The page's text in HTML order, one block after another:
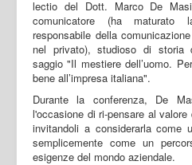
lectio del Dott. Marco De
comunicatore (ha maturato
responsabile della
nel privato), studioso di storia
saggio "Il mestiere dell’uomo.
bene all’impresa italiana".
Durante la conferenza, De
l'occasione di ri-pensare al
invitandoli a considerarla come
semplicemente come un
esigenze del mondo aziendale.